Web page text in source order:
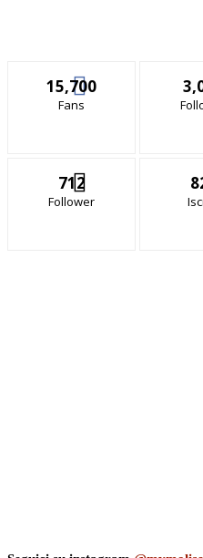
15,700
Fans
712
Follower